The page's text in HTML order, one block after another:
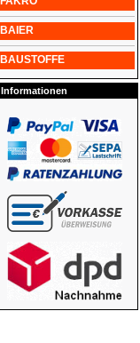
BAIER
BAUSTOFFE
Informationen